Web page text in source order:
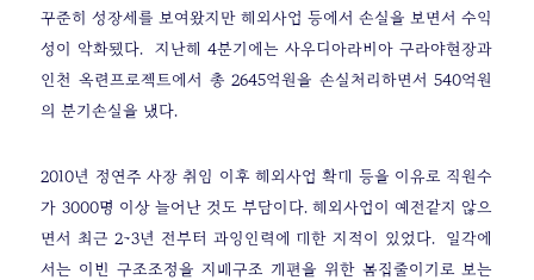
꾸준히 성장세를 보여왔지만 해외사업 등에서 손실을 보면서 수익
성이 악화됐다.지난해 4분기에는 사우디아라비아 구라야현장과
인천 옥련프로젝트에서 총 2645억원을 손실처리하면서 540억원
의 분기손실을 냈다.
2010년 정연주 사장 취임 이후 해외사업 확대 등을 이유로 직원수
가 3000명 이상 늘어난 것도 부담이다. 해외사업이 예전같지 않으
면서 최근 2~3년 전부터 과잉인력에 대한 지적이 있었다. 일각에
서는 이번 구조조정을 지배구조 개편을 위한 몸집줄이기로 보는